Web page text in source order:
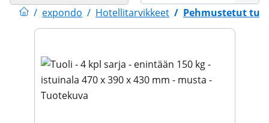
/ expondo / Hotellitarvikkeet / Pehmustetut